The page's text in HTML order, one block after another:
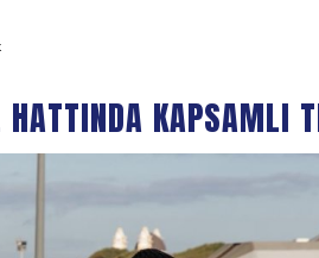
HATTINDA KAPSAMLI